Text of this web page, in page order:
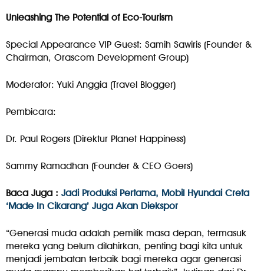
Unleashing The Potential of Eco-Tourism
Special Appearance VIP Guest: Samih Sawiris (Founder &
Chairman, Orascom Development Group)
Moderator: Yuki Anggia (Travel Blogger)
Pembicara:
Dr. Paul Rogers (Direktur Planet Happiness)
Sammy Ramadhan (Founder & CEO Goers)
Baca Juga : Jadi Produksi Pertama, Mobil Hyundai Creta
‘Made In Cikarang’ Juga Akan Diekspor
“Generasi muda adalah pemilik masa depan, termasuk
mereka yang belum dilahirkan, penting bagi kita untuk
menjadi jembatan terbaik bagi mereka agar generasi